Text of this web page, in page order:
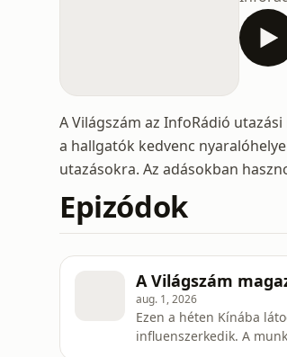
A Világszám az InfoRádió
a hallgatók kedvenc
utazásokra. Az adásokban
Epizódok
A Világszám
aug. 1, 2026
Ezen a héten Kínába
influenszerkedik. A